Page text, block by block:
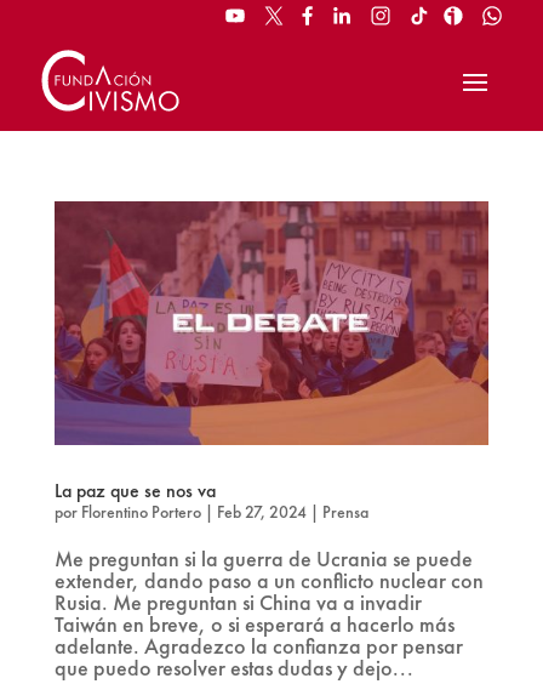
La paz que se nos va
por Florentino Portero| Feb 27, 2024| Prensa
Me preguntan si la guerra de Ucrania se puede
extender, dando paso a un conflicto nuclear con
Rusia. Me preguntan si China va a invadir
Taiwán en breve, o si esperará a hacerlo más
adelante. Agradezco la confianza por pensar
que puedo resolver estas dudas y dejo...